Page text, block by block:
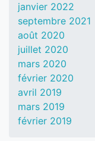
janvier 2022
septembre 2021
août 2020
juillet 2020
mars 2020
février 2020
avril 2019
mars 2019
février 2019